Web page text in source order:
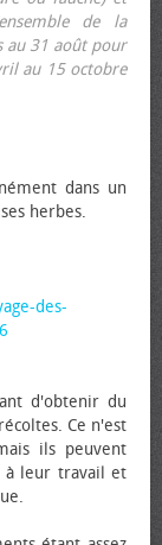
de la
au 31 août pour
au 15 octobre
dans un
herbes.
des-
d'obtenir du
Ce n'est
ils peuvent
à leur travail et